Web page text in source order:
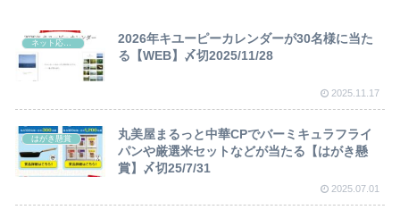
2026年キユーピーカレンダーが30名様に当た
る【WEB】〆切2025/11/28
2025.11.17
はがき懸賞
丸美屋まるっと中華CPでバーミキュラフライ
パンや厳選米セットなどが当たる【はがき懸
賞】〆切25/7/31
2025.07.01